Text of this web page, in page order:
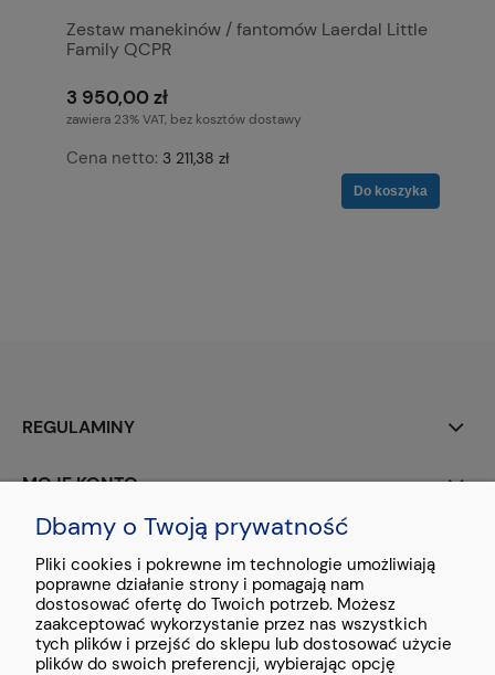
Zestaw manekinów / fantomów Laerdal Little
Family QCPR
3 950,00 zł
zawiera 23% VAT, bez kosztów dostawy
Cena netto: 3 211,38 zł
Do koszyka
REGULAMINY
MOJE KONTO
PŁATNOŚCI I DOSTAWA
O NAS
Dbamy o Twoją prywatność
Pliki cookies i pokrewne im technologie umożliwiają
poprawne działanie strony i pomagają nam
dostosować ofertę do Twoich potrzeb. Możesz
zaakceptować wykorzystanie przez nas wszystkich
tych plików i przejść do sklepu lub dostosować użycie
plików do swoich preferencji, wybierając opcję